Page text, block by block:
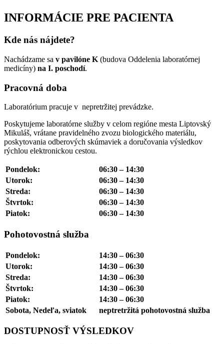
INFORMÁCIE PRE PACIENTA
Kde nás nájdete?
Nachádzame sa v pavilóne K (budova Oddelenia laboratórnej
medicíny) na I. poschodí.
Pracovná doba
Laboratórium pracuje v nepretržitej prevádzke.
Poskytujeme laboratórne služby v celom regióne mesta Liptovský
Mikuláš, vrátane pravidelného zvozu biologického materiálu,
poskytovania odberových skúmaviek a doručovania výsledkov
rýchlou elektronickou cestou.
Pondelok:
06:30 – 14:30
Utorok:
06:30 – 14:30
Streda:
06:30 – 14:30
Štvrtok:
06:30 – 14:30
Piatok:
06:30 – 14:30
Pohotovostná služba
Pondelok:
14:30 – 06:30
Utorok:
14:30 – 06:30
Streda:
14:30 – 06:30
Štvrtok:
14:30 – 06:30
Piatok:
14:30 – 06:30
Sobota, Nedeľa, sviatok
neptretržitá pohotovostná služba
DOSTUPNOSŤ VÝSLEDKOV